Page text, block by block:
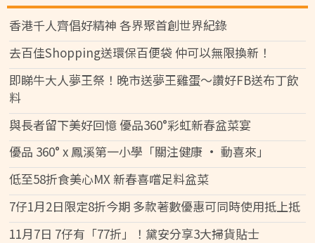
香港千人齊倡好精神 各界聚首創世界紀錄
去百佳Shopping送環保百便袋 仲可以無限換新！
即睇牛大人夢王祭！晚市送夢王雞蛋～讚好FB送布丁飲
料
與長者留下美好回憶 優品360°彩虹新春盆菜宴
優品 360° x 鳳溪第一小學「關注健康 • 動喜來」
低至58折食美心MX 新春喜嚐足料盆菜
7仔1月2日限定8折今期 多款著數優惠可同時使用抵上抵
11月7日 7仔有「77折」！黛安分享3大掃貨貼士